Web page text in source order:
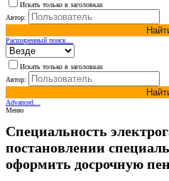
Искать только в заголовках
Автор:
Расширенный поиск…
Искать только в заголовках
Автор:
Advanced…
Меню
Специальность
постановлении
оформить досрочную